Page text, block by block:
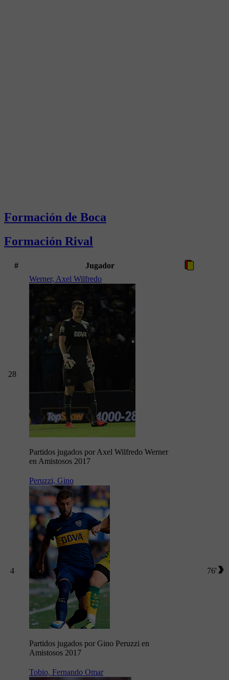
Formación de Boca
Formación Rival
# Jugador
28
Werner, Axel Wilfredo
Partidos jugados por Axel Wilfredo Werner
en Amistosos 2017
4
Peruzzi, Gino
Partidos jugados por Gino Peruzzi en
Amistosos 2017
76'
Tobio, Fernando Omar